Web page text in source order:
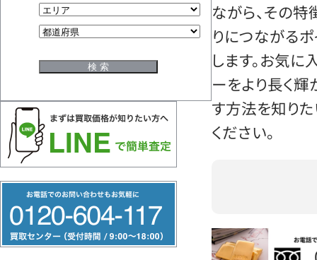
リ
ー
ながら、その
りにつながるポ
します。お気に
ーをより長く輝
す方法を知り
ください。